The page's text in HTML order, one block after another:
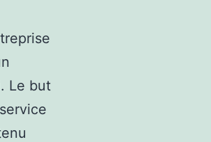
Le but